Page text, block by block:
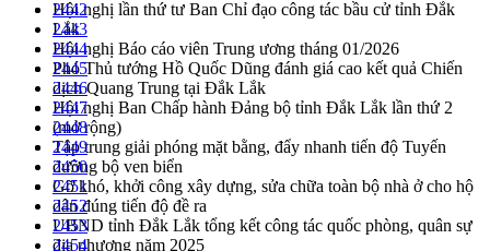
Hội nghị lần thứ tư Ban Chỉ đạo công tác bầu cử tỉnh Đắk
Lắk
Hội nghị Báo cáo viên Trung ương tháng 01/2026
Phó Thủ tướng Hồ Quốc Dũng đánh giá cao kết quả Chiến
dịch Quang Trung tại Đắk Lắk
Hội nghị Ban Chấp hành Đảng bộ tỉnh Đắk Lắk lần thứ 2
(mở rộng)
Tập trung giải phóng mặt bằng, đẩy nhanh tiến độ Tuyến
đường bộ ven biển
Gỡ khó, khởi công xây dựng, sửa chữa toàn bộ nhà ở cho hộ
dân đúng tiến độ đề ra
UBND tỉnh Đắk Lắk tổng kết công tác quốc phòng, quân sự
địa phương năm 2025
2442
2443
2444
2445
2446
2447
2448
2449
2450
2451
2452
2453
2454